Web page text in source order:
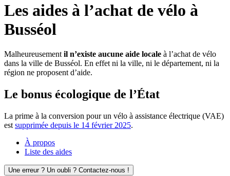
Les aides à l’achat de vélo à
Busséol
Malheureusement il n’existe aucune aide locale à l’achat de vélo
dans la ville de Busséol. En effet ni la ville, ni le département, ni la
région ne proposent d’aide.
Le bonus écologique de l’État
La prime à la conversion pour un vélo à assistance électrique (VAE)
est supprimée depuis le 14 février 2025.
À propos
Liste des aides
Une erreur ? Un oubli ? Contactez-nous !